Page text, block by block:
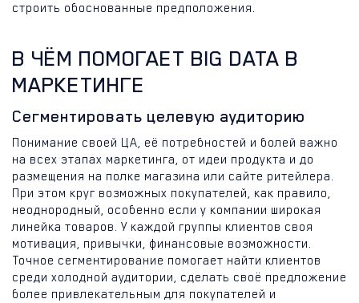
строить обоснованные предположения.
В ЧЁМ ПОМОГАЕТ BIG DATA В
МАРКЕТИНГЕ
Сегментировать целевую аудиторию
Понимание своей ЦА, её потребностей и болей важно
на всех этапах маркетинга, от идеи продукта и до
размещения на полке магазина или сайте ритейлера.
При этом круг возможных покупателей, как правило,
неоднородный, особенно если у компании широкая
линейка товаров. У каждой группы клиентов своя
мотивация, привычки, финансовые возможности.
Точное сегментирование помогает найти клиентов
среди холодной аудитории, сделать своё предложение
более привлекательным для покупателей и